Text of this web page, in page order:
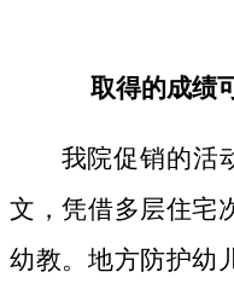
取得的成绩
我院促销的活
文，凭借多层住宅
幼教。地方防护幼